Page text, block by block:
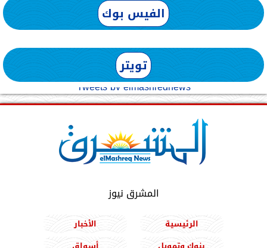
الفيس بوك
تويتر
Tweets by elmashreqnews
المشرق نيوز
الرئيسية
الأخبار